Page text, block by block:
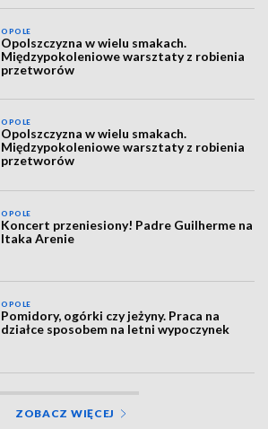
OPOLE
Opolszczyzna w wielu smakach.
Międzypokoleniowe warsztaty z robienia
przetworów
OPOLE
Opolszczyzna w wielu smakach.
Międzypokoleniowe warsztaty z robienia
przetworów
OPOLE
Koncert przeniesiony! Padre Guilherme na
Itaka Arenie
OPOLE
Pomidory, ogórki czy jeżyny. Praca na
działce sposobem na letni wypoczynek
ZOBACZ WIĘCEJ